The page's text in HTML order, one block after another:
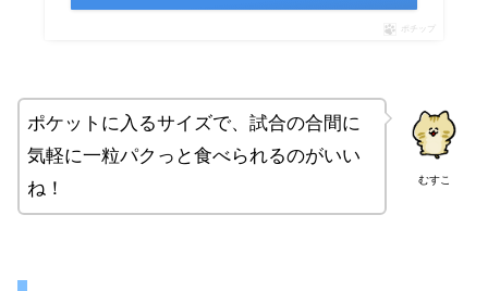
ポチップ
むすこ
ポケットに入るサイズで、試合の合間に
気軽に一粒パクっと食べられるのがいい
ね！